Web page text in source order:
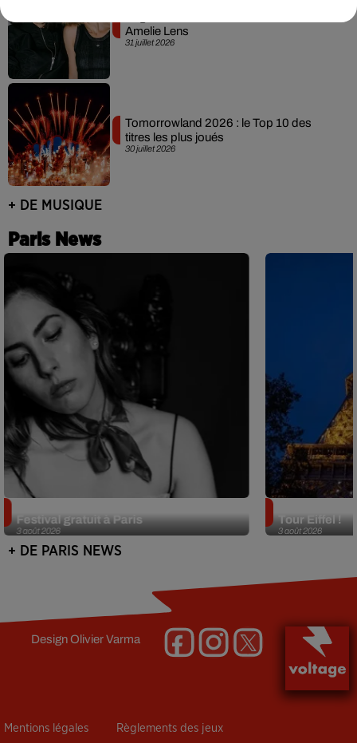
31 juillet 2026
Amelie Lens
30 juillet 2026
Tomorrowland 2026 : le Top 10 des
titres les plus joués
+ DE MUSIQUE
Paris News
3 août 2026
Festival gratuit à Paris
3 août 2026
Tour Eiffel !
+ DE PARIS NEWS
DesignOlivier Varma
Mentions légales Règlements des jeux